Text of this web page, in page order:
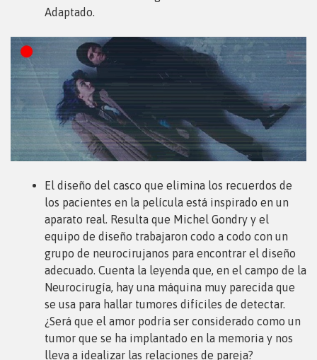
Adaptado.
El diseño del casco que elimina los recuerdos de
los pacientes en la película está inspirado en un
aparato real. Resulta que Michel Gondry y el
equipo de diseño trabajaron codo a codo con un
grupo de neurocirujanos para encontrar el diseño
adecuado. Cuenta la leyenda que, en el campo de la
Neurocirugía, hay una máquina muy parecida que
se usa para hallar tumores difíciles de detectar.
¿Será que el amor podría ser considerado como un
tumor que se ha implantado en la memoria y nos
lleva a idealizar las relaciones de pareja?